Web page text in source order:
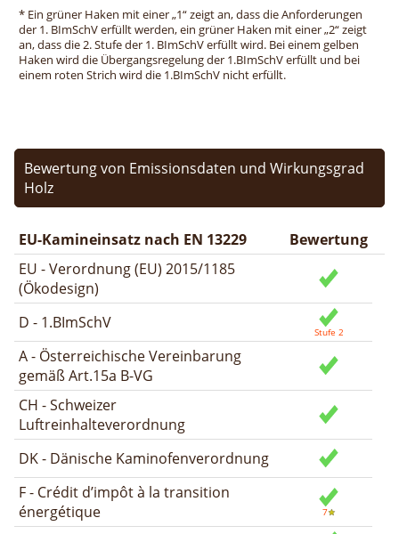
* Ein grüner Haken mit einer „1“ zeigt an, dass die Anforderungen
der 1. BImSchV erfüllt werden, ein grüner Haken mit einer „2“ zeigt
an, dass die 2. Stufe der 1. BImSchV erfüllt wird. Bei einem gelben
Haken wird die Übergangsregelung der 1.BImSchV erfüllt und bei
einem roten Strich wird die 1.BImSchV nicht erfüllt.
Bewertung von Emissionsdaten und Wirkungsgrad
Holz
EU-Kamineinsatz nach EN 13229
Bewertung
EU - Verordnung (EU) 2015/1185
(Ökodesign)
D - 1.BImSchV
A - Österreichische Vereinbarung
gemäß Art.15a B-VG
CH - Schweizer
Luftreinhalteverordnung
DK - Dänische Kaminofenverordnung
F - Crédit d’impôt à la transition
énergétique